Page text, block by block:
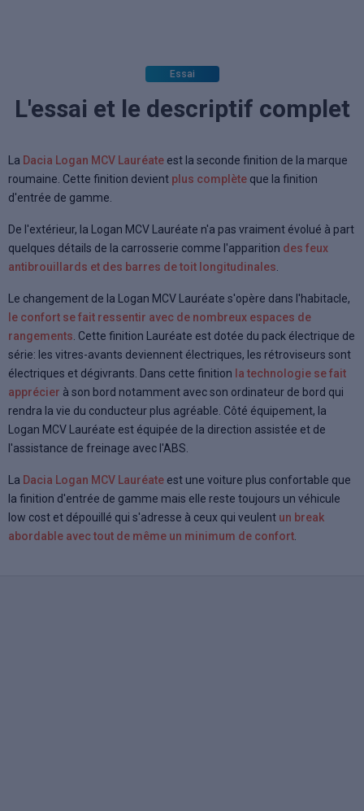
Essai
L'essai et le descriptif complet
La Dacia Logan MCV Lauréate est la seconde finition de la marque
roumaine. Cette finition devient plus complète que la finition
d'entrée de gamme.
De l'extérieur, la Logan MCV Lauréate n'a pas vraiment évolué à part
quelques détails de la carrosserie comme l'apparition des feux
antibrouillards et des barres de toit longitudinales
Le changement de la Logan MCV Lauréate s'opère dans l'habitacle,
le confort se fait ressentir avec de nombreux espaces de
rangements . Cette finition Lauréate est dotée du pack électrique de
série: les vitres-avants deviennent électriques, les rétroviseurs sont
électriques et dégivrants. Dans cette finition la technologie se fait
apprécier à son bord notamment avec son ordinateur de bord qui
rendra la vie du conducteur plus agréable. Côté équipement, la
Logan MCV Lauréate est équipée de la direction assistée et de
l'assistance de freinage avec l'ABS.
La Dacia Logan MCV Lauréate est une voiture plus confortable que
la finition d'entrée de gamme mais elle reste toujours un véhicule
low cost et dépouillé qui s'adresse à ceux qui veulent un break
abordable avec tout de même un minimum de confort